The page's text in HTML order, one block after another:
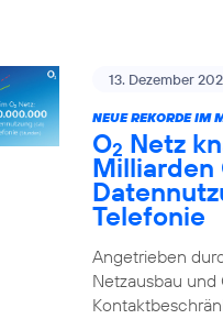
13. Dezember
NEUE REKORDE IM
O2 Netz
Milliarden
Telefonie
Angetrieben
Netzausbau